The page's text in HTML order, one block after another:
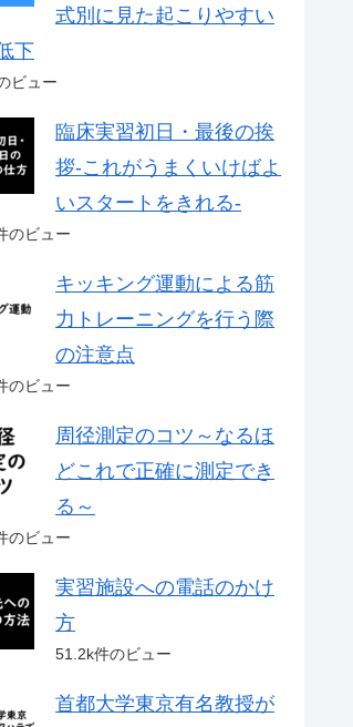
式別に見た起こりやすい
下
ビュー
臨床実習初日・最後の挨
拶-これがうまくいけばよ
いスタートをきれる-
のビュー
キッキング運動による筋
力トレーニングを行う際
の注意点
のビュー
周径測定のコツ～なるほ
どこれで正確に測定でき
る～
のビュー
実習施設への電話のかけ
方
51.2k件のビュー
首都大学東京有名教授が